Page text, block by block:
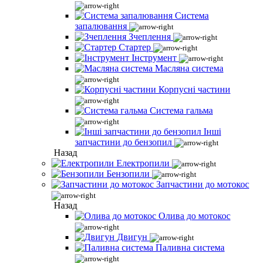
Система
запалювання
Зчеплення
Стартер
Інструмент
Масляна система
Корпусні частини
Система гальма
Інші
запчастини до бензопил
Назад
Електропили
Бензопили
Запчастини до мотокос
Назад
Олива до мотокос
Двигун
Паливна система